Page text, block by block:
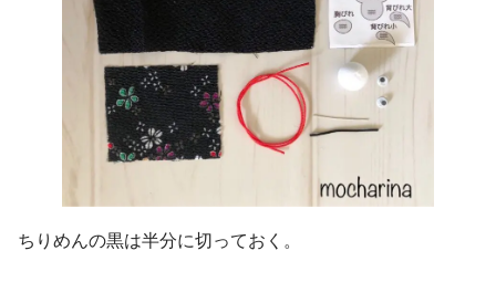
ちりめんの黒は半分に切っておく。